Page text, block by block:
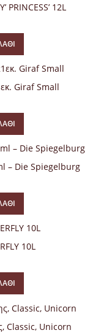
12L
Giraf Small
– Die Spiegelburg
10L
Classic, Unicorn